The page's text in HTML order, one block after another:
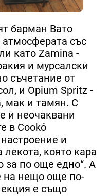
барман Вато
със
като Zamina -
и мурсалски
съчетание от
и Opium Spritz -
мак и тамян. С
и неочаквани
в Cookó
и
която кара
за по още едно“. А
на нещо още по-
е също